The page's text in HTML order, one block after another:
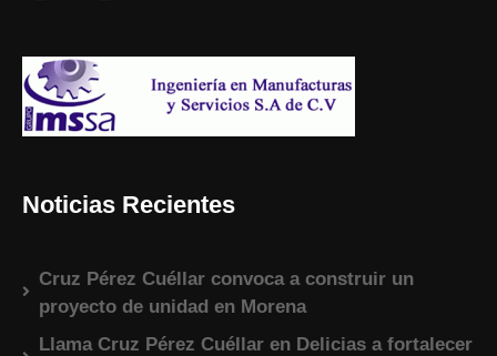
Noticias Recientes
Cruz Pérez Cuéllar convoca a construir un
proyecto de unidad en Morena
Llama Cruz Pérez Cuéllar en Delicias a fortalecer